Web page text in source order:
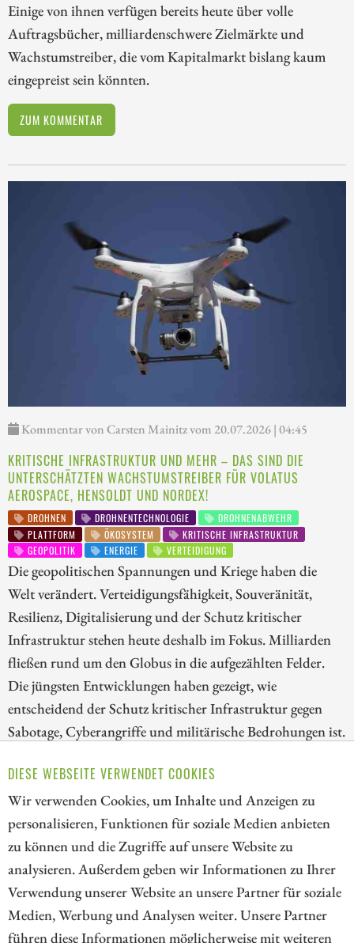
DIESE WEBSEITE VERWENDET COOKIES
Wir verwenden Cookies, um Inhalte und Anzeigen zu
personalisieren, Funktionen für soziale Medien anbieten
zu können und die Zugriffe auf unsere Website zu
analysieren. Außerdem geben wir Informationen zu Ihrer
Verwendung unserer Website an unsere Partner für soziale
Medien, Werbung und Analysen weiter. Unsere Partner
führen diese Informationen möglicherweise mit weiteren
Einige von ihnen verfügen bereits heute über volle
Auftragsbücher, milliardenschwere Zielmärkte und
Wachstumstreiber, die vom Kapitalmarkt bislang kaum
eingepreist sein könnten.
ZUM KOMMENTAR
Kommentar von Carsten Mainitz vom 20.07.2026 | 04:45
KRITISCHE INFRASTRUKTUR UND MEHR – DAS SIND DIE
UNTERSCHÄTZTEN WACHSTUMSTREIBER FÜR VOLATUS
AEROSPACE, HENSOLDT UND NORDEX!
DROHNEN DROHNENTECHNOLOGIE
DROHNENABWEHR
PLATTFORM
ÖKOSYSTEM
KRITISCHE INFRASTRUKTUR
GEOPOLITIK
ENERGIE VERTEIDIGUNG
Die geopolitischen Spannungen und Kriege haben die
Welt verändert. Verteidigungsfähigkeit, Souveränität,
Resilienz, Digitalisierung und der Schutz kritischer
Infrastruktur stehen heute deshalb im Fokus. Milliarden
fließen rund um den Globus in die aufgezählten Felder.
Die jüngsten Entwicklungen haben gezeigt, wie
entscheidend der Schutz kritischer Infrastruktur gegen
Sabotage, Cyberangriffe und militärische Bedrohungen ist.
Defense-Tech-Unternehmen Volatus Aerospace. Analysten
machen eine deutliche Unterbewertung der Aktie aus.
ZUM KOMMENTAR
// kapitalerhoehungen.de - © 2026 - Die Informationsplattform für